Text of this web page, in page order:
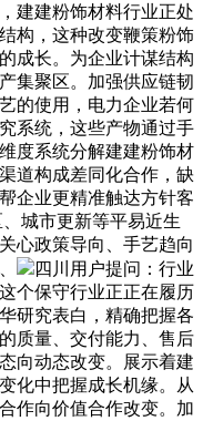
建建粉饰材料行业正处
构，这种改变鞭策粉饰
成长。为企业计谋结构
集聚区。加强供应链韧
的使用，电力企业若何
系统，这些产物通过手
度系统分解建建粉饰材
道构成差同化合作，缺
企业更精准触达方针客
城市更新等平易近生
心政策导向、手艺趋向
四川用户提问：行业
个保守行业正正在履历
研究表白，精确把握各
质量、交付能力、售后
向动态改变。展示着建
化中把握成长机缘。从
作向价值合作改变。加